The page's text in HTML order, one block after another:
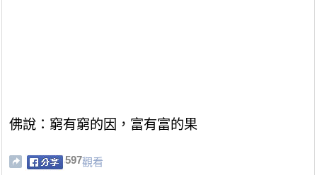
佛說：窮有窮的因，富有富的果
597觀看